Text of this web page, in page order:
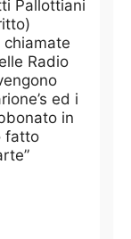
Pallottiani
chiamate
Radio
ed i
in
fatto